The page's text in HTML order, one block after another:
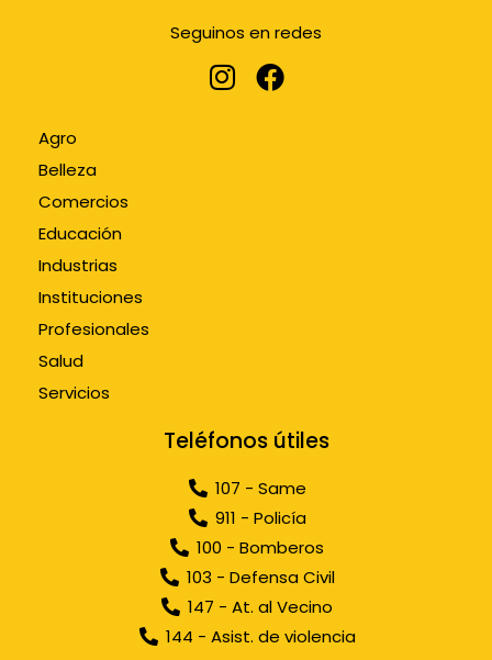
Seguinos en redes
Agro
Belleza
Comercios
Educación
Industrias
Instituciones
Profesionales
Salud
Servicios
Teléfonos útiles
107 - Same
911 - Policía
100 - Bomberos
103 - Defensa Civil
147 - At. al Vecino
144 - Asist. de violencia